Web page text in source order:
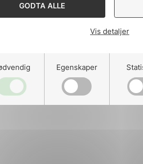
GODTA ALLE
Vis detaljer
Egenskaper